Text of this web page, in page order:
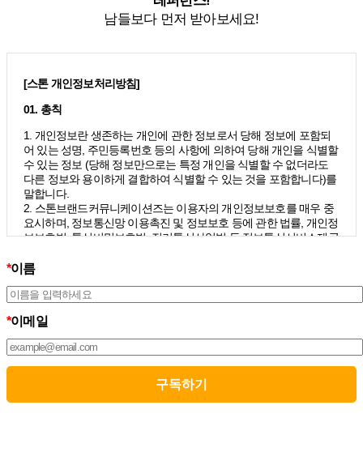
남들보다 먼저 받아보세요!
[스톤 개인정보처리방침]
01. 총칙
1. 개인정보란 생존하는 개인에 관한 정보로서 당해 정보에 포함되
어 있는 성명, 주민등록번호 등의 사항에 의하여 당해 개인을 식별할
수 있는 정보 (당해 정보만으로는 특정 개인을 식별할 수 없더라도
다른 정보와 용이하게 결합하여 식별할 수 있는 것을 포함합니다)를
말합니다.
2. 스톤브랜드커뮤니케이션즈는 이용자의 개인정보보호를 매우 중
요시하며, 정보통신망 이용촉진 및 정보보호 등에 관한 법률, 개인정
보보호법, 통신비밀보호법, 전기통신사업법 등 정보통신서비스제공
개인정보처리방침을 통하여 이용자가 제공하는 개인정보가 어떠한
치가 취해지고 있는지 알려드립니다.
선을 위하여 개정하는데 필요한 절차를 정하고 있으며, 개인정보처
리방침을 회사의 필요와 사회적 변화에 맞게 변경할 수 있습니다. 그
리고 개인정보처리방침을 개정하는 경우 버전번호 등을 부여하여
개정된 사항을 이용자께서 쉽게 알아볼 수 있도록 하고 있습니다.
02. 수집하는 개인정보의 항목 및 수집방법
*이름
*이메일